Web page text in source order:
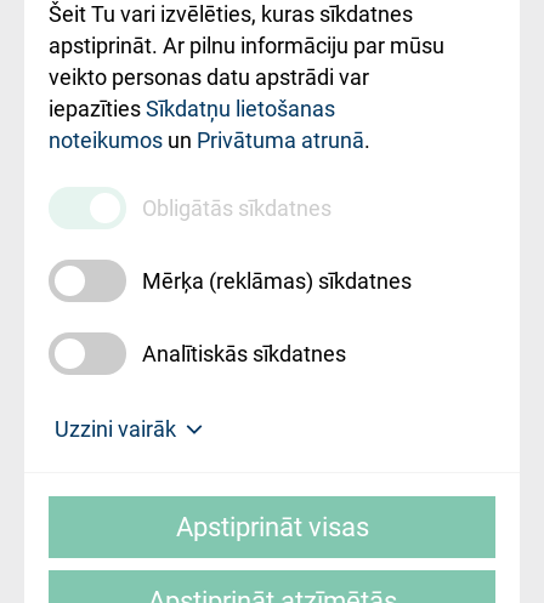
Rekvizīti un
ārstniecības
iestādes kods
010000234
Maksas
pakalpojumu
cenrādis
Šeit Tu vari izvēlēties, kuras sīkdatnes
apstiprināt. Ar pilnu informāciju par mūsu
veikto personas datu apstrādi var
iepazītiesSīkdatņu lietošanas
noteikumos un Privātuma atrunā.
Obligātās sīkdatnes
Mērķa (reklāmas) sīkdatnes
Analītiskās sīkdatnes
Uzzini vairāk
slimnīca, turpmāk – Pārzinis, sīkdatņu
Apstiprināt visas